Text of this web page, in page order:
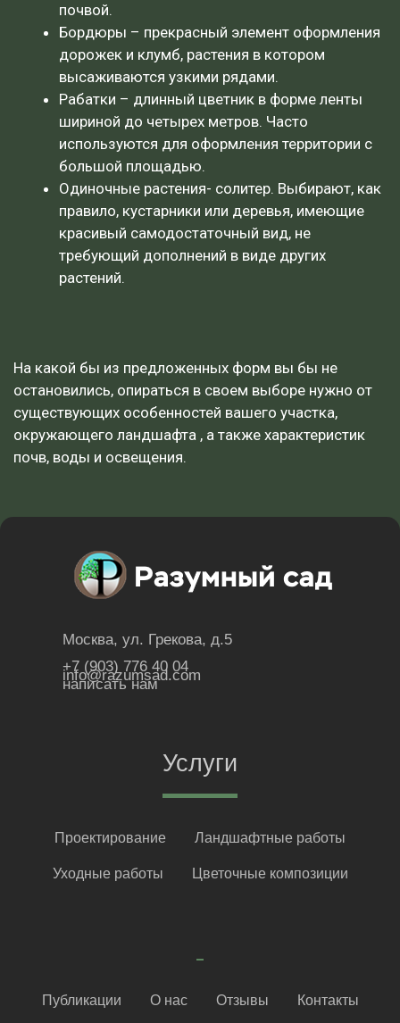
почвой.
Бордюры – прекрасный элемент оформления
дорожек и клумб, растения в котором
высаживаются узкими рядами.
Рабатки – длинный цветник в форме ленты
шириной до четырех метров. Часто
используются для оформления территории с
большой площадью.
Одиночные растения- солитер. Выбирают, как
правило, кустарники или деревья, имеющие
красивый самодостаточный вид, не
требующий дополнений в виде других
растений.
На какой бы из предложенных форм вы бы не
остановились, опираться в своем выборе нужно от
существующих особенностей вашего участка,
окружающего ландшафта , а также характеристик
почв, воды и освещения.
Москва, ул. Грекова, д.5
+7 (903) 776 40 04
info@razumsad.com
написать нам
Услуги
Проектирование Ландшафтные работы
Уходные работы Цветочные композиции
Публикации О нас Отзывы Контакты